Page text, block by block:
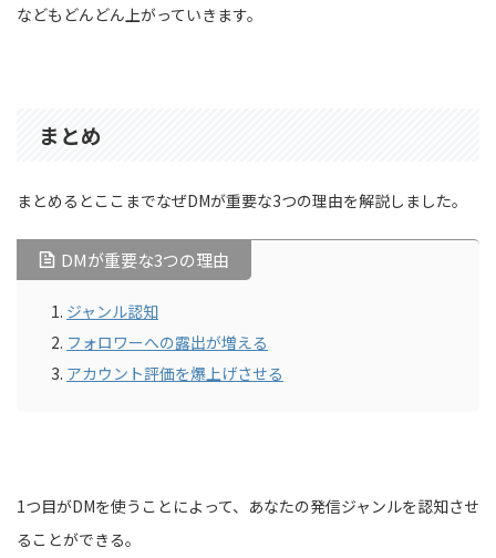
などもどんどん上がっていきます。
まとめ
まとめるとここまでなぜDMが重要な3つの理由を解説しました。
DMが重要な3つの理由
ジャンル認知
フォロワーへの露出が増える
アカウント評価を爆上げさせる
1つ目がDMを使うことによって、あなたの発信ジャンルを認知させ
ることができる。